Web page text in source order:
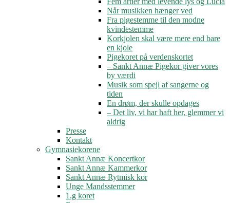
Når musikken hænger ved
Fra pigestemme til den modne
kvindestemme
Korkjolen skal være mere end bare
en kjole
Pigekoret på verdenskortet
– Sankt Annæ Pigekor giver vores
by værdi
Musik som spejl af sangerne og
tiden
En drøm, der skulle opdages
– Det liv, vi har haft her, glemmer vi
aldrig
Presse
Kontakt
Gymnasiekorene
Sankt Annæ Koncertkor
Sankt Annæ Kammerkor
Sankt Annæ Rytmisk kor
Unge Mandsstemmer
1.g koret